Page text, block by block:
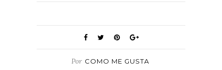
Por COMO ME GUSTA